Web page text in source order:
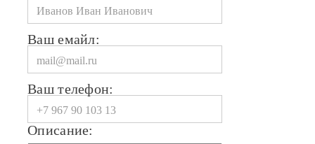
Ваш емайл:
Ваш телефон:
Описание: